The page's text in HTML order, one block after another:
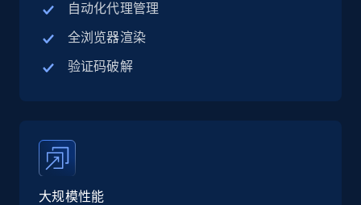
Place id, URL, Country, Name, Category,
Address, Description, Business details, and
Google Maps full information - discover
records by location search
自动化代理管理
全浏览器渲染
验证码破解
大规模性能